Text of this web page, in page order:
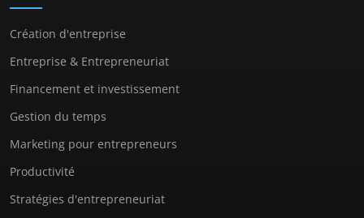
Création d'entreprise
Entreprise & Entrepreneuriat
Financement et investissement
Gestion du temps
Marketing pour entrepreneurs
Productivité
Stratégies d'entrepreneuriat